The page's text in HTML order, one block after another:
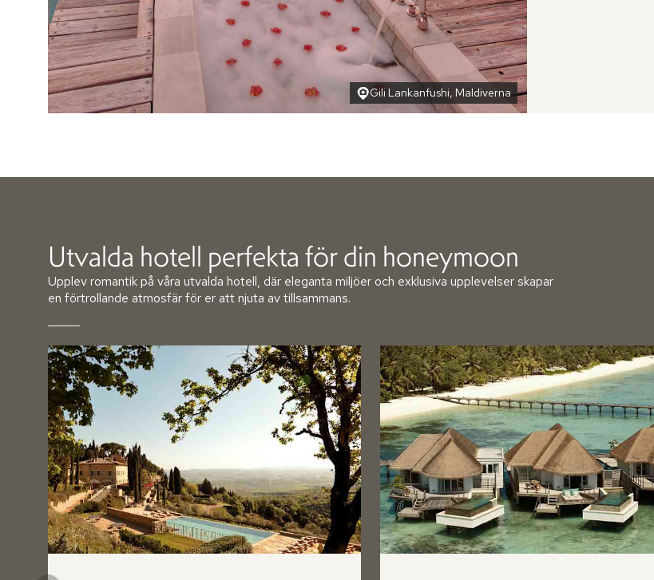
Gili Lankanfushi, Maldiverna
Utvalda hotell perfekta för din honeymoon
Upplev romantik på våra utvalda hotell, där eleganta miljöer och exklusiva upplevelser skapar
en förtrollande atmosfär för er att njuta av tillsammans.